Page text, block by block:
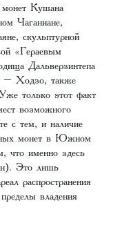
монет Кушана
Чаганиане,
скульптурной
«Гераевым
Дальверзинтепа
– Ходзо, также
только этот факт
возможного
с тем, и наличие
монет в Южном
что именно здесь
Это лишь
распространения
владения